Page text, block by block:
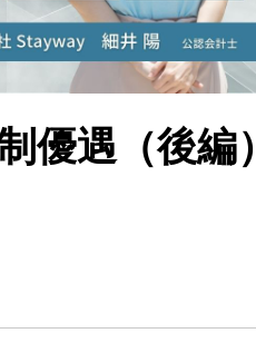
優遇（後編）